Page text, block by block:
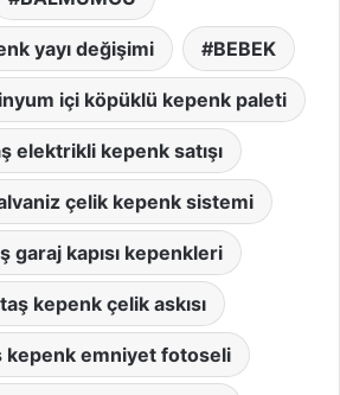
yayı değişimi BEBEK
içi köpüklü kepenk paleti
elektrikli kepenk satışı
çelik kepenk sistemi
garaj kapısı kepenkleri
kepenk çelik askısı
kepenk emniyet fotoseli